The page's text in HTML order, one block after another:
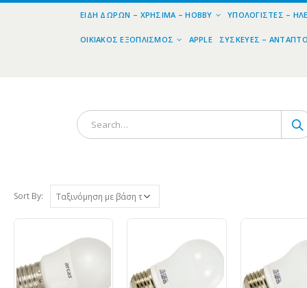
ΕΊΔΗ ΔΏΡΩΝ – ΧΡΉΣΙΜΑ – HOBBY ΥΠΟΛΟΓΙΣΤΈΣ –
ΟΙΚΙΑΚΌΣ ΕΞΟΠΛΙΣΜΌΣ APPLE ΣΥΣΚΕΥΈΣ –
Sort By: